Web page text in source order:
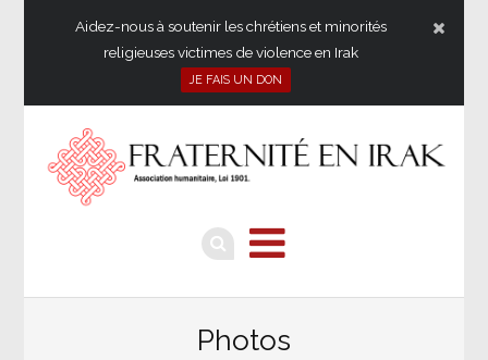
Aidez-nous à soutenir les chrétiens et minorités
religieuses victimes de violence en Irak
JE FAIS UN DON
Photos